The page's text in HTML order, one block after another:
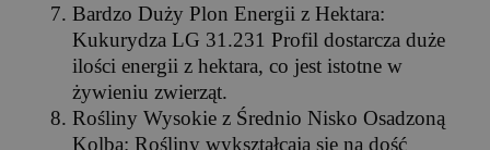
Bardzo Duży Plon Energii z Hektara:
Kukurydza LG 31.231 Profil dostarcza duże
ilości energii z hektara, co jest istotne w
żywieniu zwierząt.
Rośliny Wysokie z Średnio Nisko Osadzoną
Kolbą: Rośliny wykształcają się na dość